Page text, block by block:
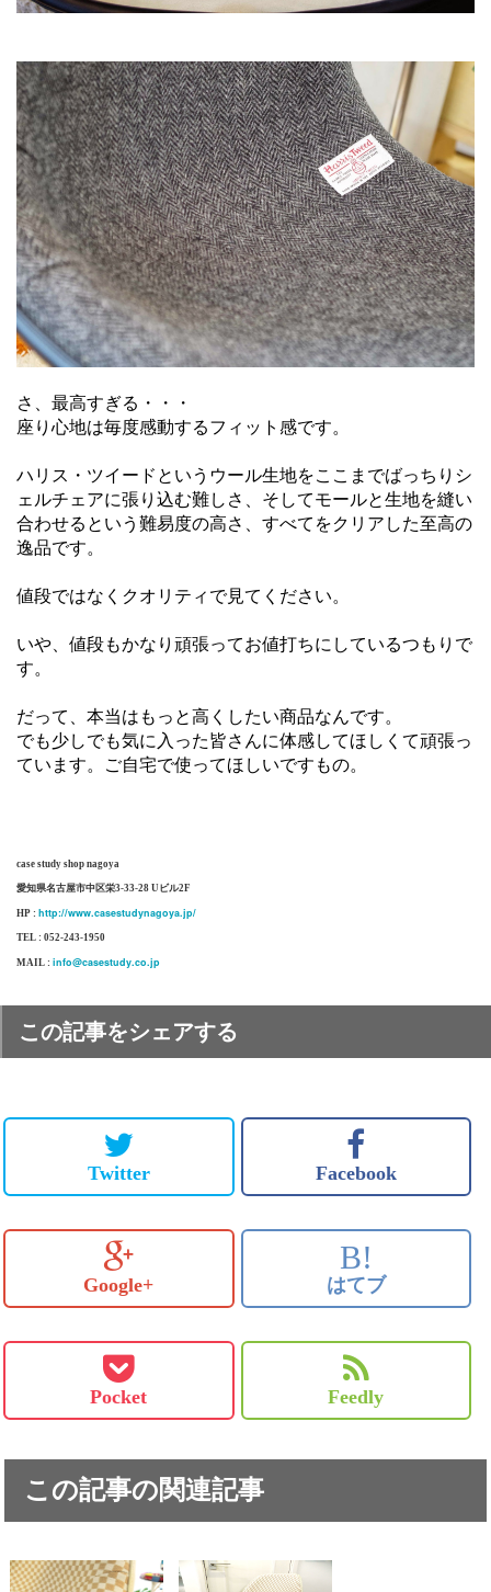
さ、最高すぎる・・・
座り心地は毎度感動するフィット感です。
ハリス・ツイードというウール生地をここまでばっちりシ
ェルチェアに張り込む難しさ、そしてモールと生地を縫い
合わせるという難易度の高さ、すべてをクリアした至高の
逸品です。
値段ではなくクオリティで見てください。
いや、値段もかなり頑張ってお値打ちにしているつもりで
す。
だって、本当はもっと高くしたい商品なんです。
でも少しでも気に入った皆さんに体感してほしくて頑張っ
ています。ご自宅で使ってほしいですもの。
case study shop nagoya
愛知県名古屋市中区栄3-33-28 Uビル2F
HP : http://www.casestudynagoya.jp/
TEL : 052-243-1950
MAIL : info@casestudy.co.jp
この記事をシェアする
Twitter Facebook
Google+
B!
はてブ
Pocket Feedly
この記事の関連記事